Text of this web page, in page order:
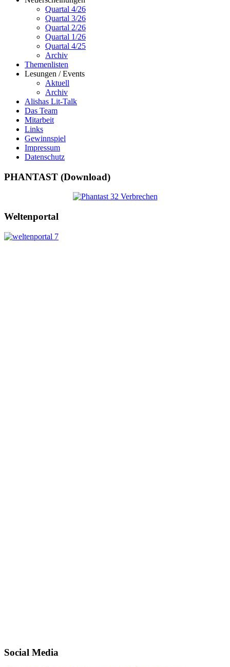
Quartal 4/26
Quartal 3/26
Quartal 2/26
Quartal 1/26
Quartal 4/25
Archiv
Themenlisten
Lesungen / Events
Aktuell
Archiv
Alishas Lit-Talk
Das Team
Mitarbeit
Links
Gewinnspiel
Impressum
Datenschutz
PHANTAST (Download)
Weltenportal
Social Media